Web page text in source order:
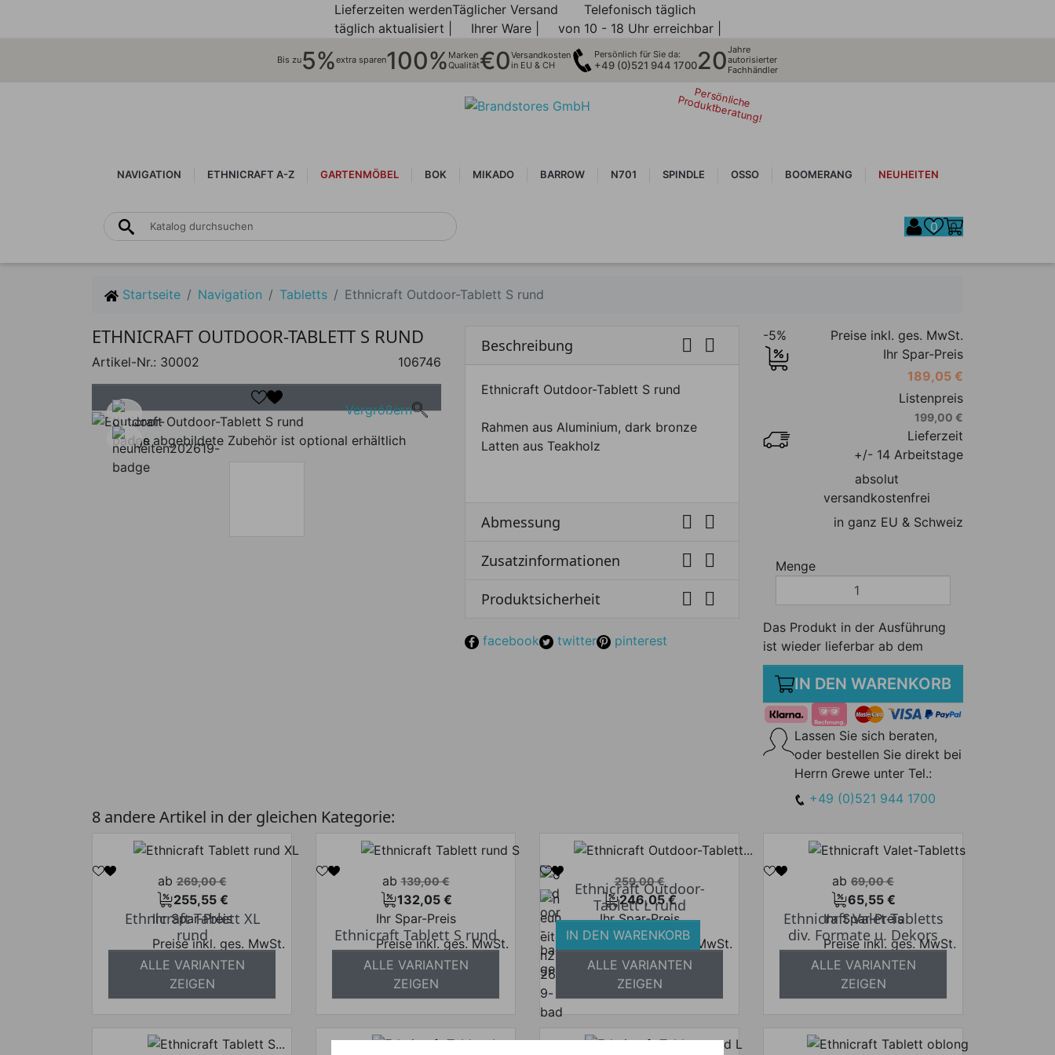
Lieferzeiten werden
täglich aktualisiert |
Täglicher Versand
Ihrer Ware |
Telefonisch täglich
von 10 - 18 Uhr erreichbar |
Bis zu5%extra sparen100% Marken
Qualität€0Versandkosten
in EU & CH
Persönlich für Sie da:
+49 (0)521 944 1700
Persönliche
Produktberatung!
20Jahre
autorisierter
Fachhändler
NAVIGATION ETHNICRAFT A-Z GARTENMÖBEL BOK MIKADO BARROW N701 SPINDLE OSSO BOOMERANG NEUHEITEN
0 0
Startseite Navigation Tabletts Ethnicraft Outdoor-Tablett S rund
ETHNICRAFT OUTDOOR-TABLETT S RUND
Artikel-Nr.: 30002 106746
Vergrößern
das abgebildete Zubehör ist optional erhältlich
Beschreibung  
Ethnicraft Outdoor-Tablett S rund
Rahmen aus Aluminium, dark bronze
Latten aus Teakholz
Abmessung  
Zusatzinformationen  
Produktsicherheit  
facebook twitter pinterest
-5%
Preise inkl. ges. MwSt.
Ihr Spar-Preis
189,05 €
Listenpreis
199,00 €
Lieferzeit
+/- 14 Arbeitstage
absolut
versandkostenfrei
in ganz EU & Schweiz
Menge
Das Produkt in der Ausführung
ist wieder lieferbar ab dem
IN DEN WARENKORB
Lassen Sie sich beraten,
oder bestellen Sie direkt bei
Herrn Grewe unter Tel.:
+49 (0)521 944 1700
8 andere Artikel in der gleichen Kategorie:
Verkaufspreis
ab 269,00 €
Preis
255,55 €
Ihr Spar-Preis
Preise inkl. ges. MwSt.
absolut versandkostenfrei
Ethnicraft Tablett XL
rund
ALLE VARIANTEN
ZEIGEN
Verkaufspreis
ab 139,00 €
Preis
132,05 €
Ihr Spar-Preis
Preise inkl. ges. MwSt.
absolut versandkostenfrei
Ethnicraft Tablett S rund
ALLE VARIANTEN
ZEIGEN
Verkaufspreis
259,00 €
Preis
246,05 €
Ihr Spar-Preis
Preise inkl. ges. MwSt.
absolut versandkostenfrei
Ethnicraft Outdoor-
Tablett L rund
IN DEN WARENKORB
ALLE VARIANTEN
ZEIGEN
Verkaufspreis
ab 69,00 €
Preis
65,55 €
Ihr Spar-Preis
Preise inkl. ges. MwSt.
absolut versandkostenfrei
Ethnicraft Valet-Tabletts
div. Formate u. Dekors
ALLE VARIANTEN
ZEIGEN